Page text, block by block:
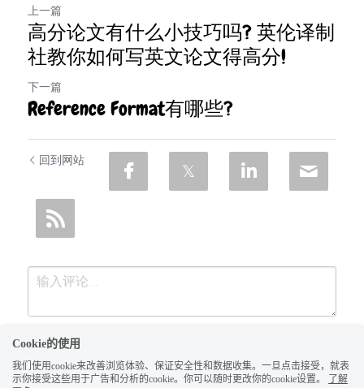
上一篇
高分论文有什么小技巧吗? 英伦译制
社教你如何写英文论文得高分!
下一篇
Reference Format有哪些?
回到网站
Cookie的使用
我们使用cookie来改善浏览体验、保证安全性和数据收集。一旦点击接受，就表
示你接受这些用于广告和分析的cookie。你可以随时更改你的cookie设置。
了解